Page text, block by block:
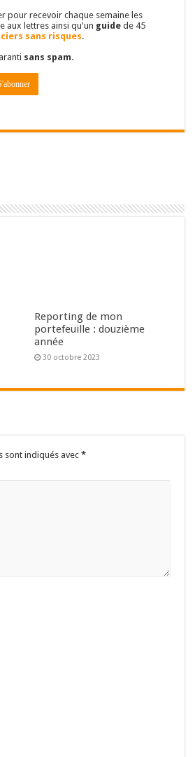
pour recevoir chaque semaine les
aux lettres ainsi qu'un guidede 45
sans risques.
sans spam.
Reporting de mon
portefeuille : douzième
année
30 octobre 2023
sont indiqués avec *